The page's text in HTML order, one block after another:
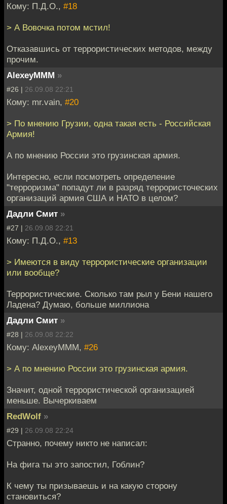
Кому: П.Д.О., #18
> А Вовочка потом мстил!
Отказавшись от террористических методов, между
прочим.
AlexeyMMM »
#26 | 26.09.08 22:21
Кому: mr.vain, #20
> По мнению Грузии, одна такая есть - Российская
Армия!
А по мнению России это грузинская армия.
Интересно, если посмотреть определение
"терроризма" попадут ли в разряд террористоческих
организаций армия США и НАТО в целом?
Дадли Смит »
#27 | 26.09.08 22:21
Кому: П.Д.О., #13
> Имеются в виду террористические организации
или вообще?
Террористические. Сколько там рыл у Бени нашего
Ладена? Думаю, больше миллиона
Дадли Смит »
#28 | 26.09.08 22:22
Кому: AlexeyMMM, #26
> А по мнению России это грузинская армия.
Значит, одной террористической организацией
меньше. Вычеркиваем
RedWolf »
#29 | 26.09.08 22:24
Странно, почему никто не написал:
На фига ты это запостил, Гоблин?
К чему ты призываешь и на какую сторону
становиться?